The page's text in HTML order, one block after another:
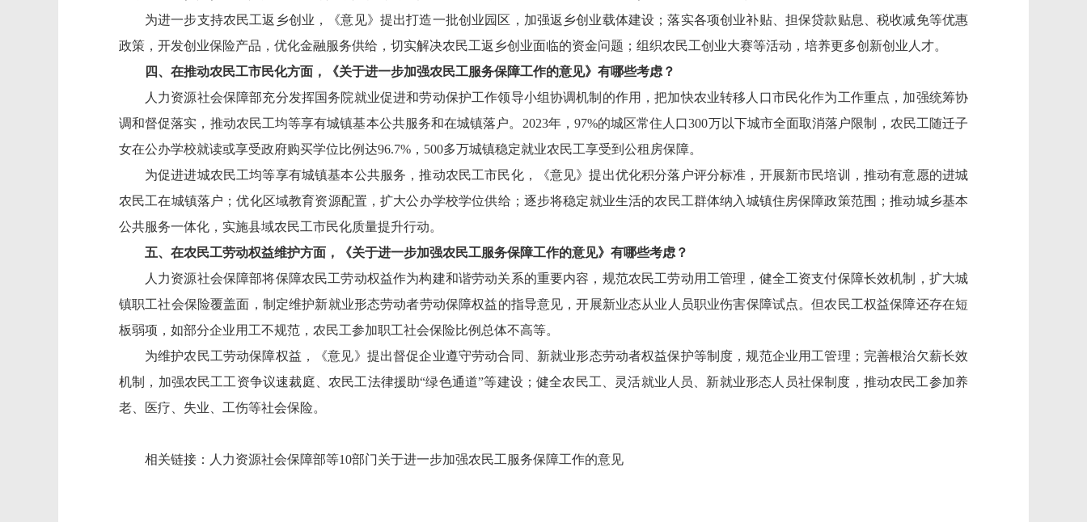
为进一步支持农民工返乡创业，《意见》提出打造一批创业园区，加强返乡创业载体建设；落实各项创业补贴、担保贷款贴息、税收减免等优惠
政策，开发创业保险产品，优化金融服务供给，切实解决农民工返乡创业面临的资金问题；组织农民工创业大赛等活动，培养更多创新创业人才。
四、在推动农民工市民化方面，《关于进一步加强农民工服务保障工作的意见》有哪些考虑？
人力资源社会保障部充分发挥国务院就业促进和劳动保护工作领导小组协调机制的作用，把加快农业转移人口市民化作为工作重点，加强统筹协
调和督促落实，推动农民工均等享有城镇基本公共服务和在城镇落户。 2023年， 97%的城区常住人口300万以下城市全面取消落户限制 ，农民工 随迁子
女在公办学校就读或享受政府购买学位比例达96.7%， 500多万城镇稳定就业农民工享受到公租房保障。
为促进进城农民工均等享有城镇基本公共服务，推动农民工市民化，《意见》提出优化积分落户评分标准，开展新市民培训，推动有意愿的进城
农民工在城镇落户；优化区域教育资源配置，扩大公办学校学位供给；逐步将稳定就业生活的农民工群体纳入城镇住房保障政策范围 ；推动城乡基本
公共服务一体化，实施县域农民工市民化质量提升行动。
五、在农民工劳动权益维护方面，《关于进一步加强农民工服务保障工作的意见》有哪些考虑？
人力资源社会保障部将保障农民工劳动权益作为构建和谐劳动关系的重要内容，规范农民工劳动用工管理，健全工资支付保障长效机制，扩大城
镇职工社会保险覆盖面，制定维护新就业形态劳动者劳动保障权益的指导意见，开展新业态从业人员职业伤害保障试点。但农民工权益保障还存在短
板弱项 ，如部分企业用工不规范，农民工参加职工社会保险比例总体不高等。
为维护农民工劳动保障权益，
《意见》 提出督促企业遵守劳动合同、新就业形态劳动者权益保护等制度，规范企业用工管理；完善根治欠薪长效
机制，加强农民工工资争议速裁庭、农民工法律援助“绿色通道”等建设；健全农民工、灵活就业人员、新就业形态人员社保制度， 推动农民工参加养
老、医疗、失业、工伤等社会保险。
相关链接： 人力资源社会保障部等10部门关于进一步加强农民工服务保障工作的意见